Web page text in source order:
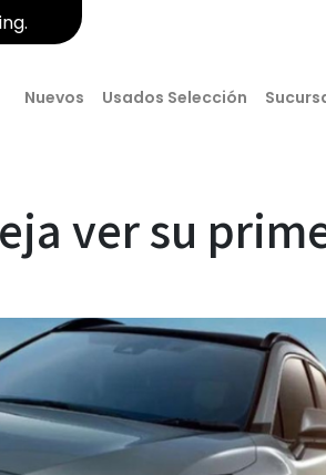
Nuevos Usados Selección
ver su